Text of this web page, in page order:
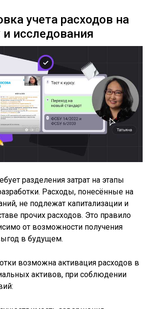
учета расходов на
и исследования
разделения затрат на этапы
Расходы, понесённые на
не подлежат капитализации и
прочих расходов. Это правило
от возможности получения
в будущем.
возможна активация расходов в
активов, при соблюдении